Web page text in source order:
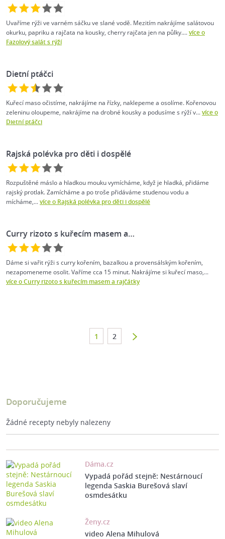
Uvaříme rýži ve varném sáčku ve slané vodě. Mezitím nakrájíme salátovou
okurku, papriku a rajčata na kousky, cherry rajčata jen na půlky....více o
Fazolový salát s rýží
Dietní ptáčci
Kuřecí maso očistíme, nakrájíme na řízky, naklepeme a osolíme. Kořenovou
zeleninu oloupeme, nakrájíme na drobné kousky a podusíme s rýží v...více o
Dietní ptáčci
Rajská polévka pro děti i dospělé
Rozpuštěné máslo a hladkou mouku vymícháme, když je hladká, přidáme
rajský protlak. Zamícháme a po troše přidáváme studenou vodu a
mícháme,...více o Rajská polévka pro děti i dospělé
Curry rizoto s kuřecím masem a…
Dáme si vařit rýži s curry kořením, bazalkou a provensálským kořením,
nezapomeneme osolit. Vaříme cca 15 minut. Nakrájíme si kuřecí maso,...
více o Curry rizoto s kuřecím masem a rajčátky
1 2
Doporučujeme
Žádné recepty nebyly nalezeny
Dáma.cz
Vypadá pořád stejně: Nestárnoucí
legenda Saskia Burešová slaví
osmdesátku
Ženy.cz
video Alena Mihulová